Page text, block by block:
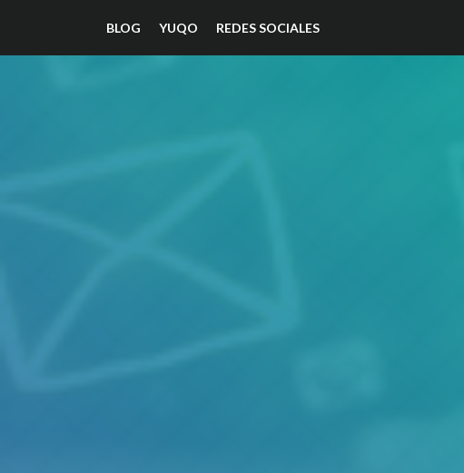
BLOG YUQO REDES SOCIALES